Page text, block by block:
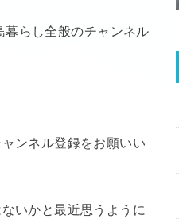
暮らし全般のチャンネル
ンネル登録をお願いい
いかと最近思うように